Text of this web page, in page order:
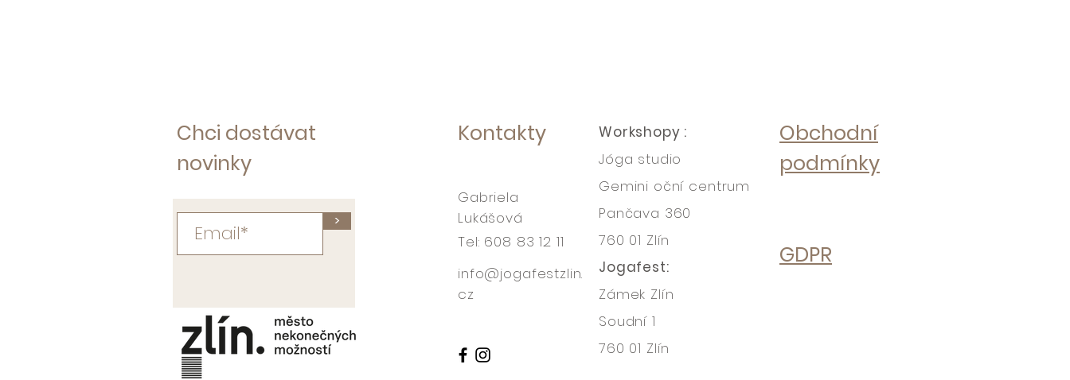
Chci dostávat
novinky
>
Kontakty
Gabriela
Lukášová
Tel: 608 83 12 11
info@jogafestzlin.
cz
Workshopy :
Jóga studio
Gemini oční centrum
Pančava 360
760 01 Zlín
Jogafest:
Zámek Zlín
Soudní 1
760 01 Zlín
Obchodní
podmínky
GDPR